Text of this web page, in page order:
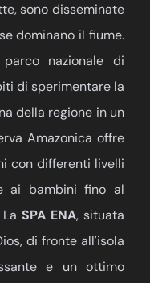
sono disseminate
dominano il fiume.
nazionale di
di sperimentare la
della regione in un
Amazonica offre
con differenti livelli
ai bambini fino al
LaSPA ENA, situata
di fronte all'isola
e un ottimo